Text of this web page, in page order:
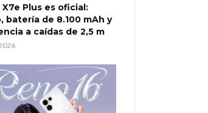
X7e Plus es oficial:
batería de 8.100 mAh y
a caídas de 2,5 m